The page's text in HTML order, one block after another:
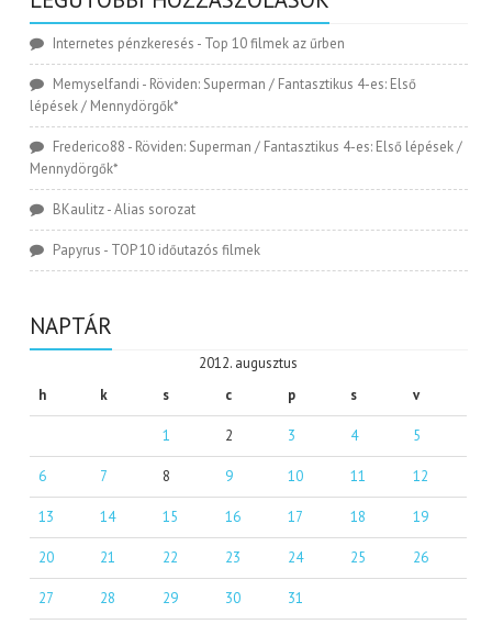
Internetes pénzkeresés - Top 10 filmek az űrben
Memyselfandi - Röviden: Superman / Fantasztikus 4-es: Első
lépések / Mennydörgők*
Frederico88 - Röviden: Superman / Fantasztikus 4-es: Első lépések /
Mennydörgők*
BKaulitz-Alias sorozat
Papyrus - TOP 10 időutazós filmek
NAPTÁR
2012. augusztus
h
k s c p s v
1 2 3 4 5
6 7 8 9 10 11 12
13 14 15 16 17 18 19
20 21 22 23 24 25 26
27 28 29 30 31